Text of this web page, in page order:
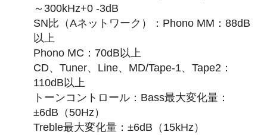
～300kHz+0 -3dB
SN比（Aネットワーク）：Phono MM：88dB
以上
Phono MC：70dB以上
CD、Tuner、Line、MD/Tape-1、Tape2：
110dB以上
トーンコントロール：Bass最大変化量：
±6dB（50Hz）
Treble最大変化量：±6dB（15kHz）